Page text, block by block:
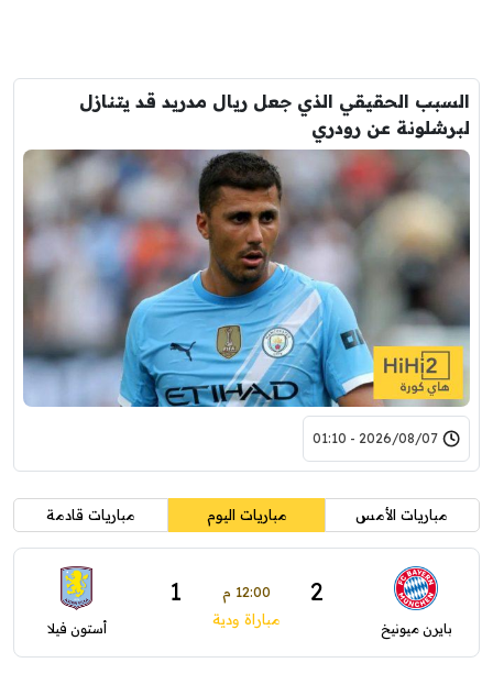
السبب الحقيقي الذي جعل ريال مدريد قد يتنازل
لبرشلونة عن رودري
2026/08/07 - 01:10
مباريات الأمس مباريات اليوم مباريات قادمة
بايرن ميونيخ
2 12:00 م 1
مباراة ودية أستون فيلا